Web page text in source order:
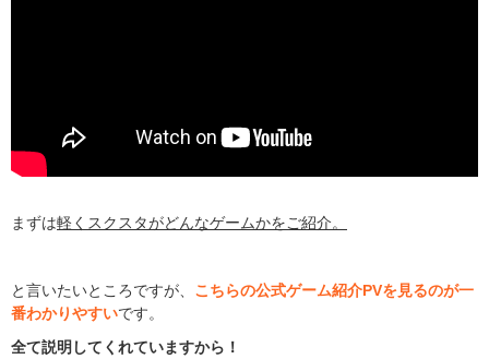
まずは軽くスクスタがどんなゲームかをご紹介。
と言いたいところですが、 こちらの公式ゲーム紹介PVを見るのが一
番わかりやすいです。
全て説明してくれていますから！